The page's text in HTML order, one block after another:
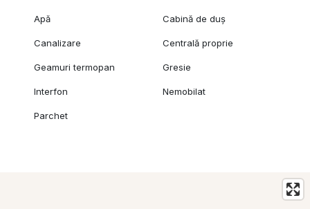
Apă Cabină de duș
Canalizare Centrală proprie
Geamuri termopan Gresie
Interfon Nemobilat
Parchet